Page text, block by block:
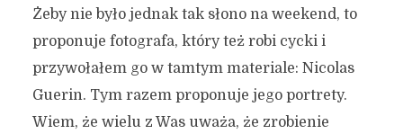
Żeby nie było jednak tak słono na weekend, to
proponuje fotografa, który też robi cycki i
przywołałem go w tamtym materiale: Nicolas
Guerin. Tym razem proponuje jego portrety.
Wiem, że wielu z Was uważa, że zrobienie